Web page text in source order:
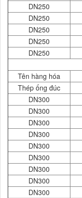
DN250
DN250
DN250
DN250
DN250
Tên hàng hóa
Thép ống đúc
DN300
DN300
DN300
DN300
DN300
DN300
DN300
DN300
DN300